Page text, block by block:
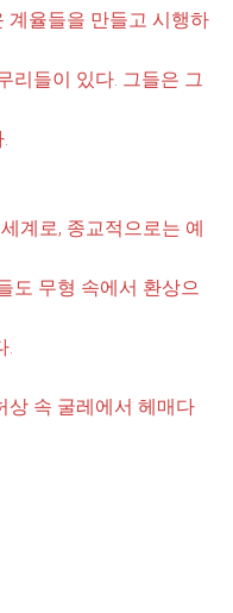
계율들을 만들고 시행하
리들이 있다. 그들은 그
계로, 종교적으로는 예
도 무형 속에서 환상으
.
상 속 굴레에서 헤매다